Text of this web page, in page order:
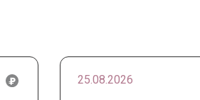
25.08.2026